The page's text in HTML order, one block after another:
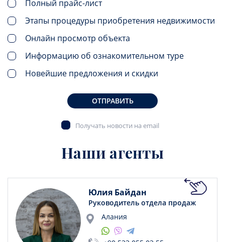
Полный прайс-лист
Этапы процедуры приобретения недвижимости
Онлайн просмотр объекта
Информацию об ознакомительном туре
Новейшие предложения и скидки
ОТПРАВИТЬ
Получать новости на email
Наши агенты
Юлия Байдан
Руководитель отдела продаж
Алания